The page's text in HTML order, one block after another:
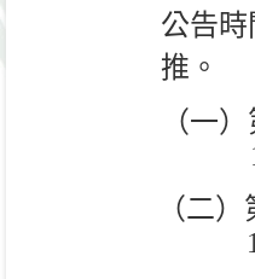
公告
推。
（一
（二）